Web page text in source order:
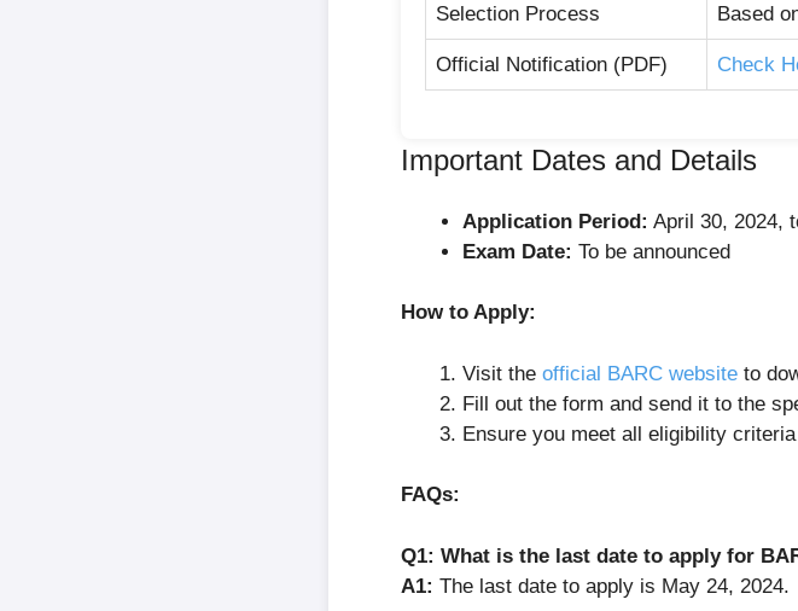
Selection Process Based
Official Notification (PDF) Check
Important Dates and Details
Application Period: April 30, 2024,
Exam Date: To be announced
How to Apply:
Visit the official BARC website to
Fill out the form and send it to the
Ensure you meet all eligibility
FAQs:
Q1: What is the last date to apply for
A1: The last date to apply is May 24, 2024.